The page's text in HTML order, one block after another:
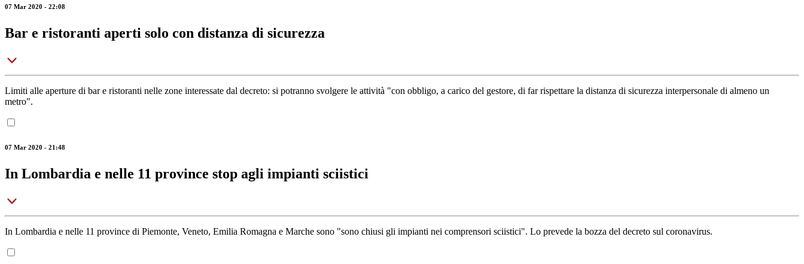
07 Mar 2020 - 22:08
Bar e ristoranti aperti solo con distanza di sicurezza
Limiti alle aperture di bar e ristoranti nelle zone interessate dal decreto: si potranno svolgere le attività "con obbligo, a carico del gestore, di far rispettare la distanza di sicurezza interpersonale di almeno un
metro".
07 Mar 2020 - 21:48
In Lombardia e nelle 11 province stop agli impianti sciistici
In Lombardia e nelle 11 province di Piemonte, Veneto, Emilia Romagna e Marche sono "sono chiusi gli impianti nei comprensori sciistici". Lo prevede la bozza del decreto sul coronavirus.